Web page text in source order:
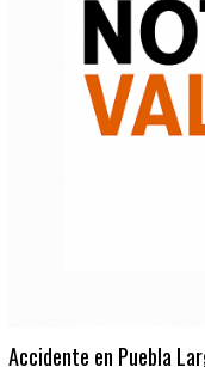
Accidente en Puebla